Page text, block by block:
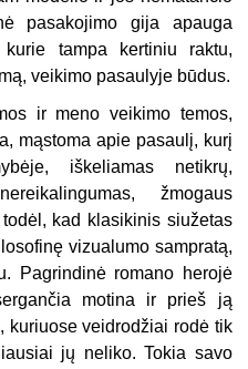
pasakojimo gija apauga
kurie tampa kertiniu raktu,
veikimo pasaulyje būdus.
ir meno veikimo temos,
mąstoma apie pasaulį, kurį
iškeliamas netikrų,
žmogaus
kad klasikinis siužetas
vizualumo sampratą,
Pagrindinė romano herojė
motina ir prieš ją
kuriuose veidrodžiai rodė tik
jų neliko. Tokia savo